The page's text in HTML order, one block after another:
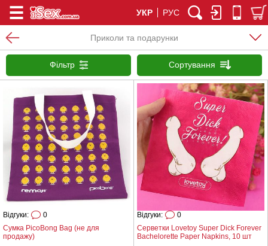
УКР РУС
Приколи та подарунки
Фільтр Сортування
Сумка PicoBong Bag (не для
продажу)
Відгуки: 0
Серветки Lovetoy Super Dick Forever
Bachelorette Paper Napkins, 10 шт
Відгуки: 0